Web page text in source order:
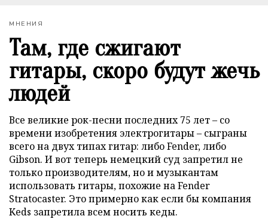
МНЕНИЯ
Там, где сжигают
гитары, скоро будут жечь
людей
Все великие рок-песни последних 75 лет – со
времени изобретения электрогитары – сыграны
всего на двух типах гитар: либо Fender, либо
Gibson. И вот теперь немецкий суд запретил не
только производителям, но и музыкантам
использовать гитары, похожие на Fender
Stratoсaster. Это примерно как если бы компания
Keds запретила всем носить кеды.